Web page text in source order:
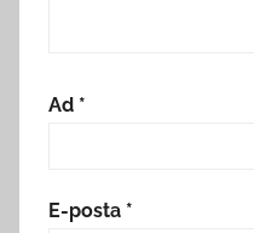
Ad *
E-posta *